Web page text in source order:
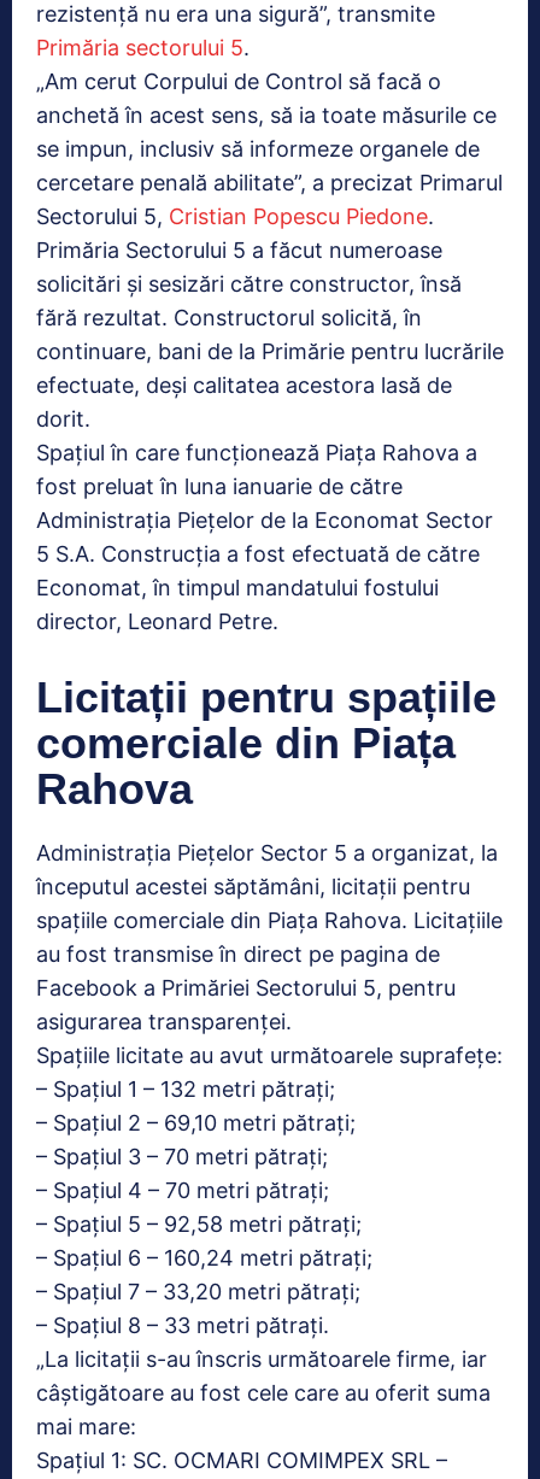
rezistență nu era una sigură”, transmite
Primăria sectorului 5.
„Am cerut Corpului de Control să facă o
anchetă în acest sens, să ia toate măsurile ce
se impun, inclusiv să informeze organele de
cercetare penală abilitate”, a precizat Primarul
Sectorului 5, Cristian Popescu Piedone.
Primăria Sectorului 5 a făcut numeroase
solicitări și sesizări către constructor, însă
fără rezultat. Constructorul solicită, în
continuare, bani de la Primărie pentru lucrările
efectuate, deși calitatea acestora lasă de
dorit.
Spațiul în care funcționează Piața Rahova a
fost preluat în luna ianuarie de către
Administrația Piețelor de la Economat Sector
5 S.A. Construcția a fost efectuată de către
Economat, în timpul mandatului fostului
director, Leonard Petre.
Licitații pentru spațiile
comerciale din Piața
Rahova
Administrația Piețelor Sector 5 a organizat, la
începutul acestei săptămâni, licitații pentru
spațiile comerciale din Piața Rahova. Licitațiile
au fost transmise în direct pe pagina de
Facebook a Primăriei Sectorului 5, pentru
asigurarea transparenței.
Spațiile licitate au avut următoarele suprafețe:
– Spațiul 1 – 132 metri pătrați;
– Spațiul 2 – 69,10 metri pătrați;
– Spațiul 3 – 70 metri pătrați;
– Spațiul 4 – 70 metri pătrați;
– Spațiul 5 – 92,58 metri pătrați;
– Spațiul 6 – 160,24 metri pătrați;
– Spațiul 7 – 33,20 metri pătrați;
– Spațiul 8 – 33 metri pătrați.
„La licitații s-au înscris următoarele firme, iar
câștigătoare au fost cele care au oferit suma
mai mare:
Spațiul 1: SC. OCMARI COMIMPEX SRL –